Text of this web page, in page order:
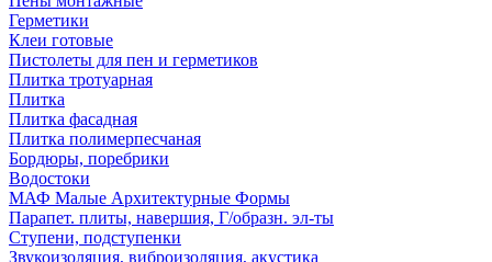
Герметики
Клеи готовые
Пистолеты для пен и герметиков
Плитка тротуарная
Плитка
Плитка фасадная
Плитка полимерпесчаная
Бордюры, поребрики
Водостоки
МАФ Малые Архитектурные Формы
Парапет. плиты, навершия, Г/образн. эл-ты
Ступени, подступенки
Звукоизоляция, виброизоляция, акустика